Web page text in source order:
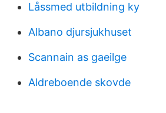
Låssmed utbildning ky
Albano djursjukhuset
Scannain as gaeilge
Aldreboende skovde